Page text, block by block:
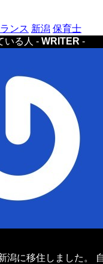
ンス 新潟 保育士
いる人 - WRITER -
潟に移住しました。